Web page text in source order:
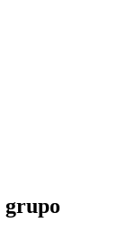
grupo